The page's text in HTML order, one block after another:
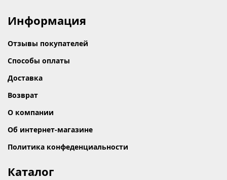
Информация
Отзывы покупателей
Способы оплаты
Доставка
Возврат
О компании
Об интернет-магазине
Политика конфеденциальности
Каталог